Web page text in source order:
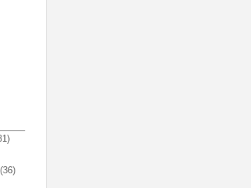
(36)